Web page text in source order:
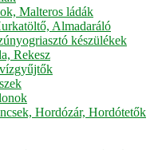
Malteros ládák
Almadaráló
készülékek
Rekesz
Hordózár, Hordótetők